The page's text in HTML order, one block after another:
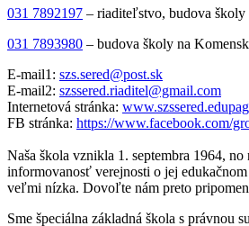
031 7892197 – riaditeľstvo, budova školy
031 7893980 – budova školy na
E-mail1: szs.sered@post.sk
E-mail2: szssered.riaditel@gmail.com
Internetová stránka:
FB stránka: https://www.facebook.com/
Naša škola vznikla 1. septembra 1964,
informovanosť verejnosti o jej
veľmi nízka. Dovoľte nám preto
Sme špeciálna základná škola s právnou